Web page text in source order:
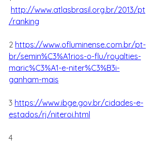
http://www.atlasbrasil.org.br/2013/pt
/ranking
2 https://www.ofluminense.com.br/pt-
br/semin%C3%A1rios-o-flu/royalties-
maric%C3%A1-e-niter%C3%B3i-
ganham-mais
3 https://www.ibge.gov.br/cidades-e-
estados/rj/niteroi.html
4